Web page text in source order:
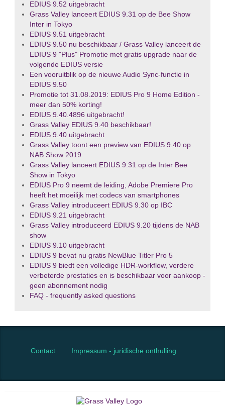
EDIUS 9.52 uitgebracht
Grass Valley lanceert EDIUS 9.31 op de Bee Show
Inter in Tokyo
EDIUS 9.51 uitgebracht
EDIUS 9.50 nu beschikbaar / Grass Valley lanceert de
EDIUS 9 "Plus" Promotie met gratis upgrade naar de
volgende EDIUS versie
Een vooruitblik op de nieuwe Audio Sync-functie in
EDIUS 9.50
Promotie tot 31.08.2019: EDIUS Pro 9 Home Edition -
meer dan 50% korting!
EDIUS 9.40.4896 uitgebracht!
Grass Valley EDIUS 9.40 beschikbaar!
EDIUS 9.40 uitgebracht
Grass Valley toont een preview van EDIUS 9.40 op
NAB Show 2019
Grass Valley lanceert EDIUS 9.31 op de Inter Bee
Show in Tokyo
EDIUS Pro 9 neemt de leiding, Adobe Premiere Pro
heeft het moeilijk met codecs van smartphones
Grass Valley introduceert EDIUS 9.30 op IBC
EDIUS 9.21 uitgebracht
Grass Valley introduceerd EDIUS 9.20 tijdens de NAB
show
EDIUS 9.10 uitgebracht
EDIUS 9 bevat nu gratis NewBlue Titler Pro 5
EDIUS 9 biedt een volledige HDR-workflow, verdere
verbeterde prestaties en is beschikbaar voor aankoop -
geen abonnement nodig
FAQ - frequently asked questions
Contact Impressum - juridische onthulling